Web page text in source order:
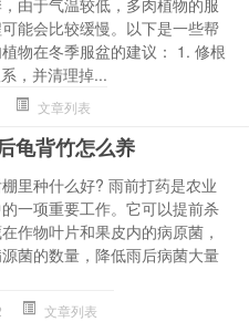
能会比较缓慢。以下是一些帮
物在冬季服盆的建议： 1. 修根
，并清理掉...
文章列表
龟背竹怎么养
里种什么好? 雨前打药是农业
一项重要工作。它可以提前杀
作物叶片和果皮内的病原菌，
菌的数量，降低雨后病菌大量
文章列表